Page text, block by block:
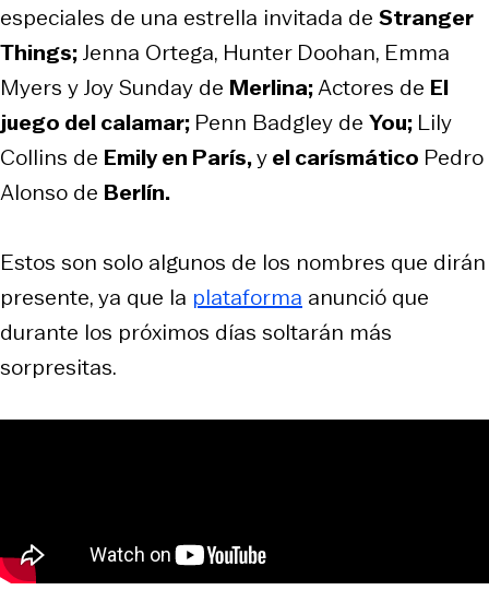
especiales de una estrella invitada de Stranger
Things;Jenna Ortega, Hunter Doohan, Emma
Myers y Joy Sunday de Merlina;Actores de El
juego del calamar; Penn Badgley de You; Lily
Collins de Emily en París,yel carísmático Pedro
Alonso de Berlín.
Estos son solo algunos de los nombres que dirán
presente, ya que la plataforma anunció que
durante los próximos días soltarán más
sorpresitas.